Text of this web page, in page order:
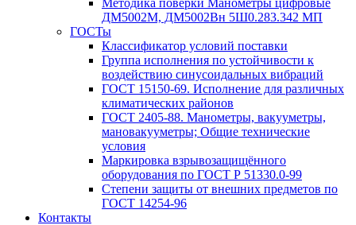
Методика поверки Манометры цифровые
ДМ5002М, ДМ5002Вн 5Ш0.283.342 МП
ГОСТы
Классификатор условий поставки
Группа исполнения по устойчивости к
воздействию синусоидальных вибраций
ГОСТ 15150-69. Исполнение для различных
климатических районов
ГОСТ 2405-88. Манометры, вакууметры,
мановакууметры; Общие технические
условия
Маркировка взрывозащищённого
оборудования по ГОСТ Р 51330.0-99
Степени защиты от внешних предметов по
ГОСТ 14254-96
Контакты